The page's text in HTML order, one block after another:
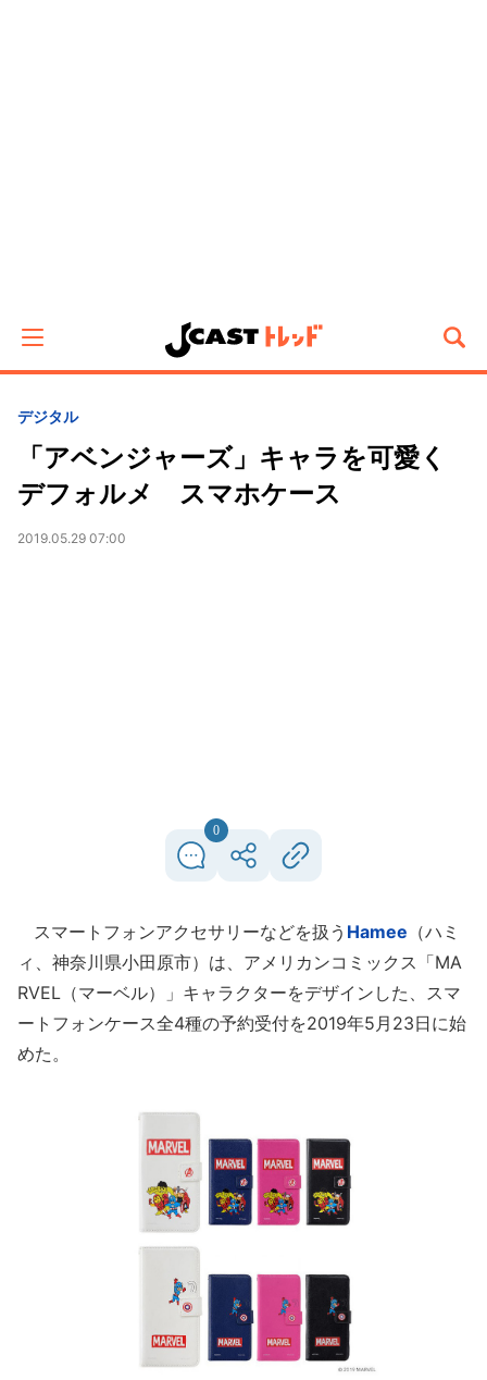
デジタル
「アベンジャーズ」キャラを可愛く
デフォルメ スマホケース
2019.05.29 07:00
0
スマートフォンアクセサリーなどを扱う Hamee （ハミ
ィ、神奈川県小田原市）は、アメリカンコミックス「MA
RVEL（マーベル）」キャラクターをデザインした、スマ
ートフォンケース全4種の予約受付を2019年5月23日に始
めた。